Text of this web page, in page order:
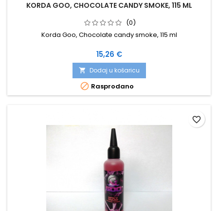
KORDA GOO, CHOCOLATE CANDY SMOKE, 115 ML
(0)
Korda Goo, Chocolate candy smoke, 115 ml
Cijena
15,26 €
 Dodaj u košaricu
 Rasprodano
favorite_border